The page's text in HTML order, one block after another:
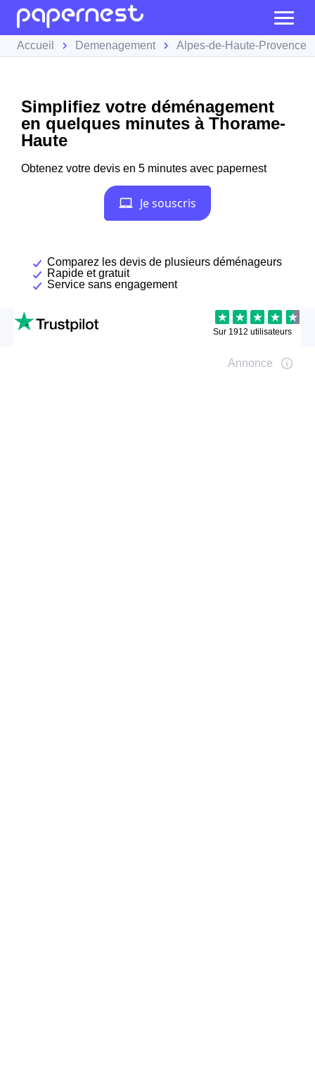
Accueil Demenagement Alpes-de-Haute-Provence